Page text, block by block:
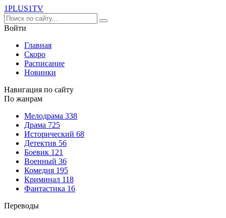
1PLUS1TV
Войти
Главная
Скоро
Расписание
Новинки
Навигация по сайту
По жанрам
Мелодрама 338
Драма 725
Исторический 68
Детектив 56
Боевик 121
Военный 36
Комедия 195
Криминал 118
Фантастика 16
Переводы